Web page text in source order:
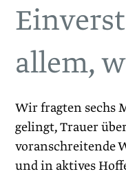
allem,
Wir fragten sechs
gelingt, Trauer
voranschreitende
und in aktives